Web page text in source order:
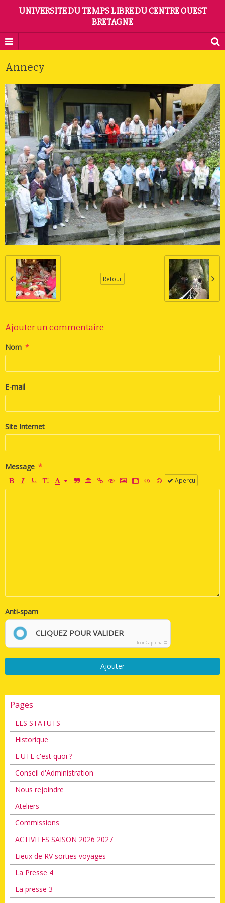
UNIVERSITE DU TEMPS LIBRE DU CENTRE OUEST
BRETAGNE
Annecy
Retour
Ajouter un commentaire
Nom
E-mail
Site Internet
Message
Aperçu
Anti-spam
CLIQUEZ POUR VALIDER
IconCaptcha ©
Ajouter
Pages
LES STATUTS
Historique
L'UTL c'est quoi ?
Conseil d'Administration
Nous rejoindre
Ateliers
Commissions
ACTIVITES SAISON 2026 2027
Lieux de RV sorties voyages
La Presse 4
La presse 3